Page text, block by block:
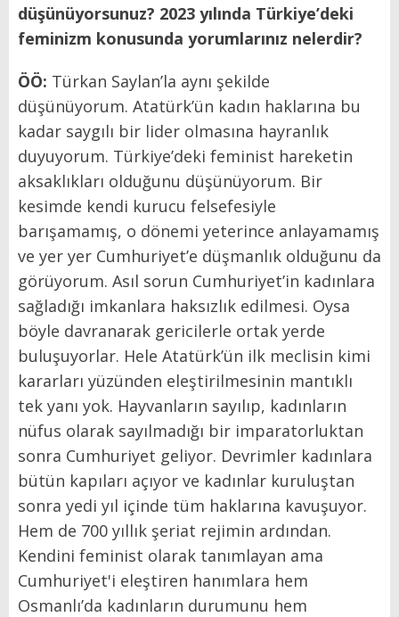
düşünüyorsunuz? 2023 yılında Türkiye’deki
feminizm konusunda yorumlarınız nelerdir?
ÖÖ: Türkan Saylan’la aynı şekilde
düşünüyorum. Atatürk’ün kadın haklarına bu
kadar saygılı bir lider olmasına hayranlık
duyuyorum. Türkiye’deki feminist hareketin
aksaklıkları olduğunu düşünüyorum. Bir
kesimde kendi kurucu felsefesiyle
barışamamış, o dönemi yeterince anlayamamış
ve yer yer Cumhuriyet’e düşmanlık olduğunu da
görüyorum. Asıl sorun Cumhuriyet’in kadınlara
sağladığı imkanlara haksızlık edilmesi. Oysa
böyle davranarak gericilerle ortak yerde
buluşuyorlar. Hele Atatürk’ün ilk meclisin kimi
kararları yüzünden eleştirilmesinin mantıklı
tek yanı yok. Hayvanların sayılıp, kadınların
nüfus olarak sayılmadığı bir imparatorluktan
sonra Cumhuriyet geliyor. Devrimler kadınlara
bütün kapıları açıyor ve kadınlar kuruluştan
sonra yedi yıl içinde tüm haklarına kavuşuyor.
Hem de 700 yıllık şeriat rejimin ardından.
Kendini feminist olarak tanımlayan ama
Cumhuriyet'i eleştiren hanımlara hem
Osmanlı’da kadınların durumunu hem